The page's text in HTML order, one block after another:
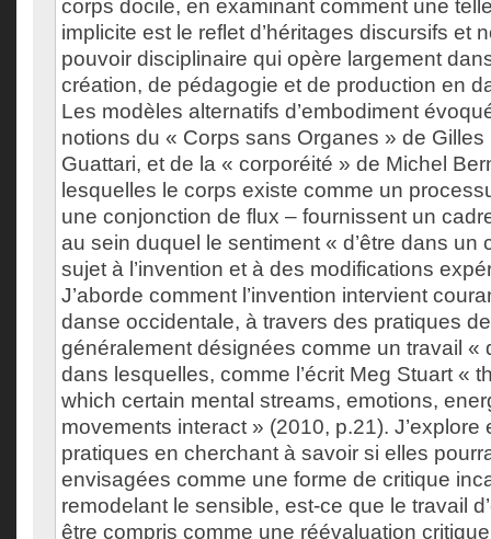
corps docile, en examinant comment une
implicite est le reflet d’héritages discursifs et
pouvoir disciplinaire qui opère largement
création, de pédagogie et de production en
Les modèles alternatifs d’embodiment
notions du « Corps sans Organes » de
Guattari, et de la « corporéité » de Michel
lesquelles le corps existe comme un
une conjonction de flux – fournissent un
au sein duquel le sentiment « d’être dans un
sujet à l’invention et à des modifications
J’aborde comment l’invention intervient
danse occidentale, à travers des pratiques
généralement désignées comme un travail «
dans lesquelles, comme l’écrit Meg Stuart «
which certain mental streams, emotions,
movements interact » (2010, p.21). J’explore
pratiques en cherchant à savoir si elles
envisagées comme une forme de critique
remodelant le sensible, est-ce que le travail
être compris comme une réévaluation